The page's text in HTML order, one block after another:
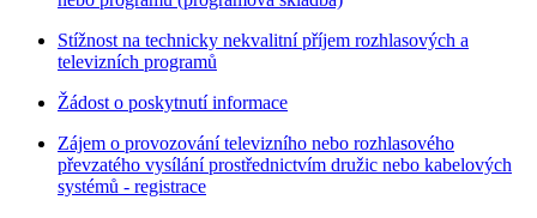
Stížnost na technicky nekvalitní příjem rozhlasových a
televizních programů
Žádost o poskytnutí informace
Zájem o provozování televizního nebo rozhlasového
převzatého vysílání prostřednictvím družic nebo kabelových
systémů - registrace